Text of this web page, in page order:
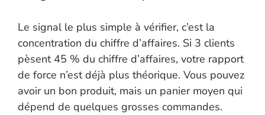
Le signal le plus simple à vérifier, c’est la
concentration du chiffre d’affaires. Si 3 clients
pèsent 45 % du chiffre d’affaires, votre rapport
de force n’est déjà plus théorique. Vous pouvez
avoir un bon produit, mais un panier moyen qui
dépend de quelques grosses commandes.